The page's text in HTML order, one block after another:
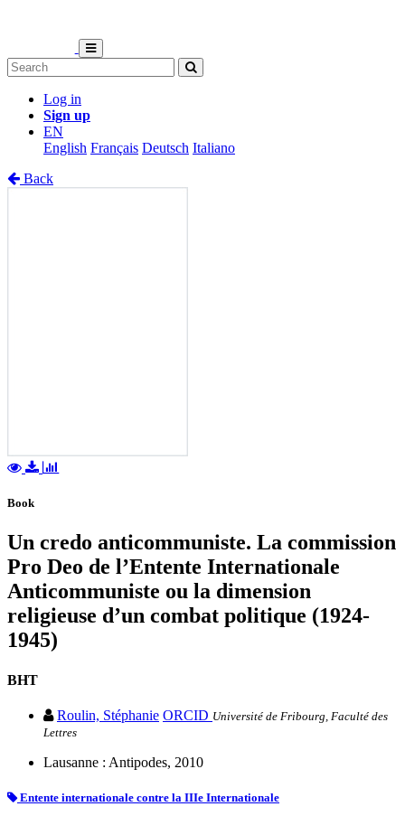
Log in
Sign up
EN
English Français Deutsch Italiano
Back
Book
Un credo anticommuniste. La commission
Pro Deo de l’Entente Internationale
Anticommuniste ou la dimension
religieuse d’un combat politique (1924-
1945)
BHT
Roulin, Stéphanie ORCID Université de Fribourg, Faculté des
Lettres
Lausanne : Antipodes, 2010
Entente internationale contre la IIIe Internationale